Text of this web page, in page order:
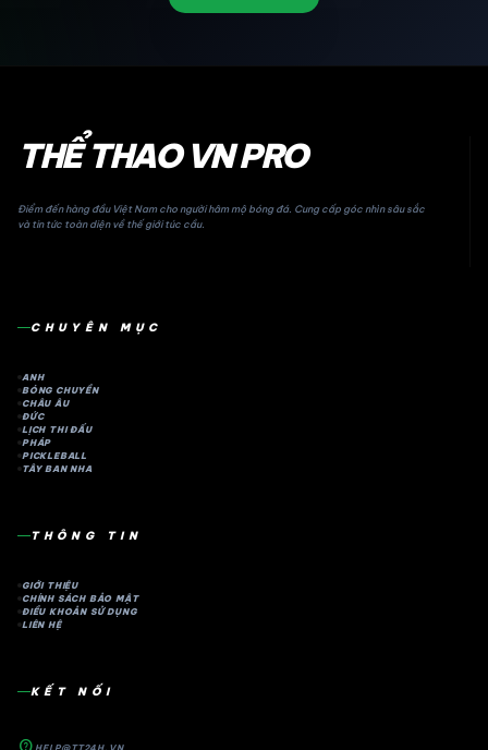
THỂ THAO VN PRO
Điểm đến hàng đầu Việt Nam cho người hâm mộ bóng đá. Cung cấp góc nhìn sâu sắc
và tin tức toàn diện về thế giới túc cầu.
CHUYÊN MỤC
ANH
BÓNG CHUYỀN
CHÂU ÂU
ĐỨC
LỊCH THI ĐẤU
PHÁP
PICKLEBALL
TÂY BAN NHA
THÔNG TIN
GIỚI THIỆU
CHÍNH SÁCH BẢO MẬT
ĐIỀU KHOẢN SỬ DỤNG
LIÊN HỆ
KẾT NỐI